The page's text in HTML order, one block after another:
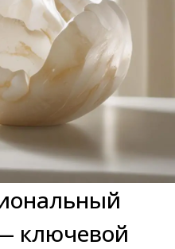
ключевой